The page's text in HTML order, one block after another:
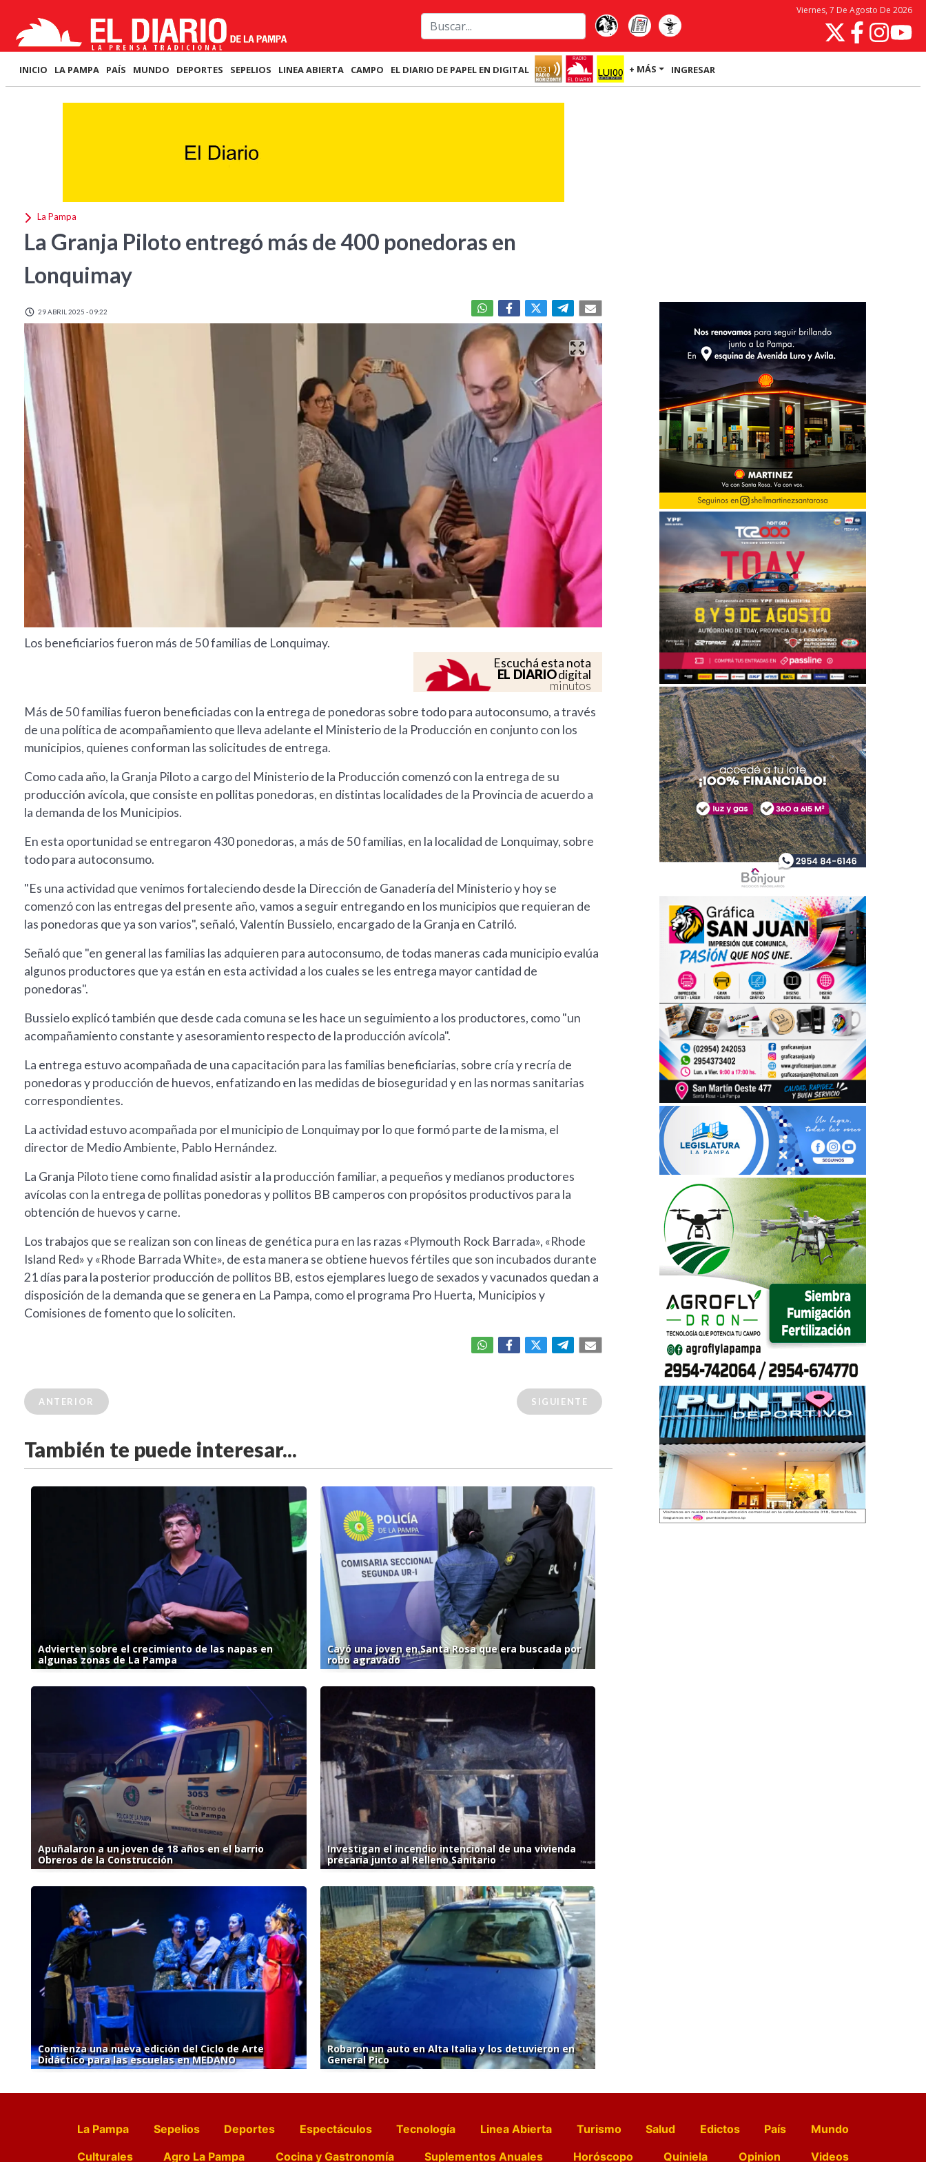
Viernes, 7 De Agosto De 2026
INICIO LA PAMPA PAÍS MUNDO DEPORTES SEPELIOS LINEA ABIERTA CAMPO EL DIARIO DE PAPEL EN DIGITAL + MÁS INGRESAR
La Pampa
La Granja Piloto entregó más de 400 ponedoras en
Lonquimay
29 ABRIL 2025 - 09:22
Los beneficiarios fueron más de 50 familias de Lonquimay.
Escuchá esta nota
EL DIARIOdigital
minutos
Más de 50 familias fueron beneficiadas con la entrega de ponedoras sobre todo para autoconsumo, a través
de una política de acompañamiento que lleva adelante el Ministerio de la Producción en conjunto con los
municipios, quienes conforman las solicitudes de entrega.
Como cada año, la Granja Piloto a cargo del Ministerio de la Producción comenzó con la entrega de su
producción avícola, que consiste en pollitas ponedoras, en distintas localidades de la Provincia de acuerdo a
la demanda de los Municipios.
En esta oportunidad se entregaron 430 ponedoras, a más de 50 familias, en la localidad de Lonquimay, sobre
todo para autoconsumo.
"Es una actividad que venimos fortaleciendo desde la Dirección de Ganadería del Ministerio y hoy se
comenzó con las entregas del presente año, vamos a seguir entregando en los municipios que requieran de
las ponedoras que ya son varios", señaló, Valentín Bussielo, encargado de la Granja en Catriló.
Señaló que "en general las familias las adquieren para autoconsumo, de todas maneras cada municipio evalúa
algunos productores que ya están en esta actividad a los cuales se les entrega mayor cantidad de
ponedoras".
Bussielo explicó también que desde cada comuna se les hace un seguimiento a los productores, como "un
acompañamiento constante y asesoramiento respecto de la producción avícola".
La entrega estuvo acompañada de una capacitación para las familias beneficiarias, sobre cría y recría de
ponedoras y producción de huevos, enfatizando en las medidas de bioseguridad y en las normas sanitarias
correspondientes.
La actividad estuvo acompañada por el municipio de Lonquimay por lo que formó parte de la misma, el
director de Medio Ambiente, Pablo Hernández.
La Granja Piloto tiene como finalidad asistir a la producción familiar, a pequeños y medianos productores
avícolas con la entrega de pollitas ponedoras y pollitos BB camperos con propósitos productivos para la
obtención de huevos y carne.
Los trabajos que se realizan son con lineas de genética pura en las razas «Plymouth Rock Barrada», «Rhode
Island Red» y «Rhode Barrada White», de esta manera se obtiene huevos fértiles que son incubados durante
21 días para la posterior producción de pollitos BB, estos ejemplares luego de sexados y vacunados quedan a
disposición de la demanda que se genera en La Pampa, como el programa Pro Huerta, Municipios y
Comisiones de fomento que lo soliciten.
ANTERIOR SIGUIENTE
También te puede interesar...
Advierten sobre el crecimiento de las napas en
algunas zonas de La Pampa
Cayó una joven en Santa Rosa que era buscada por
robo agravado
Apuñalaron a un joven de 18 años en el barrio
Obreros de la Construcción
Investigan el incendio intencional de una vivienda
precaria junto al Relleno Sanitario
Comienza una nueva edición del Ciclo de Arte
Didáctico para las escuelas en MEDANO
Robaron un auto en Alta Italia y los detuvieron en
General Pico
La Pampa Sepelios Deportes Espectáculos Tecnología Linea Abierta Turismo Salud Edictos País
Mundo
Culturales
Agro La Pampa Cocina y Gastronomía Suplementos Anuales Horóscopo Quiniela Opinion Videos